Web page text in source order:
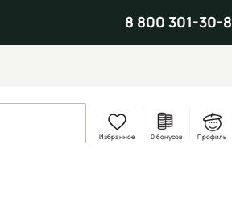
8 800 301-30-
Избранное 0 бонусов Профиль